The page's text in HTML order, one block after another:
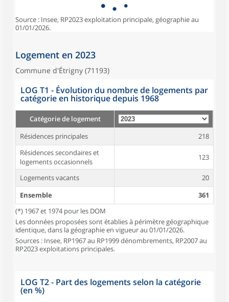
Source : Insee, RP2023 exploitation principale, géographie au
01/01/2026.
Logement en 2023
Commune d'Étrigny (71193)
LOG T1 - Évolution du nombre de logements par
catégorie en historique depuis 1968
Catégorie de logement
Résidences principales
218
Résidences secondaires et
logements occasionnels
123
Logements vacants
20
Ensemble
361
(*) 1967 et 1974 pour les DOM
Les données proposées sont établies à périmètre géographique
identique, dans la géographie en vigueur au 01/01/2026.
Sources : Insee, RP1967 au RP1999 dénombrements, RP2007 au
RP2023 exploitations principales.
LOG T2 - Part des logements selon la catégorie
(en %)